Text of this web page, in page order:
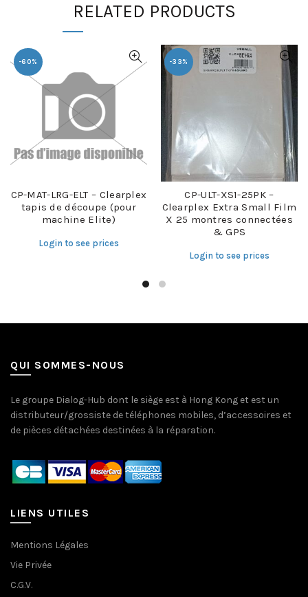
RELATED PRODUCTS
-60%
CP-MAT-LRG-ELT – Clearplex
tapis de découpe (pour
machine Elite)
Login to see prices
-33%
CP-ULT-XS1-25PK –
Clearplex Extra Small Film
X 25 montres connectées
& GPS
Login to see prices
QUI SOMMES-NOUS
Le groupe Dialog-Hub dont le siège est à Hong Kong et est un
distributeur/grossiste de téléphones mobiles, d’accessoires et
de pièces détachées destinées à la réparation.
LIENS UTILES
Mentions Légales
Vie Privée
C.G.V.